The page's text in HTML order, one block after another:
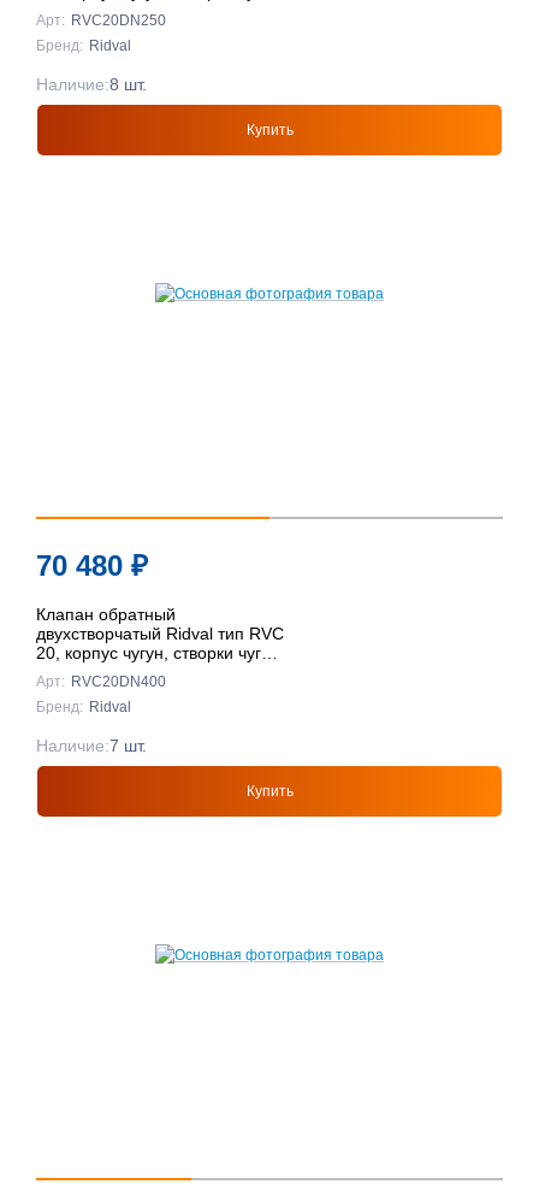
DN250 КРАСНЫЙ
Арт: RVC20DN250
Бренд: Ridval
Купить
Наличие:8 шт.
70 480 ₽
Клапан обратный
двухстворчатый Ridval тип RVC
20, корпус чугун, створки чуг
DN400 КРАСНЫЙ
Арт: RVC20DN400
Бренд: Ridval
Купить
Наличие:7 шт.